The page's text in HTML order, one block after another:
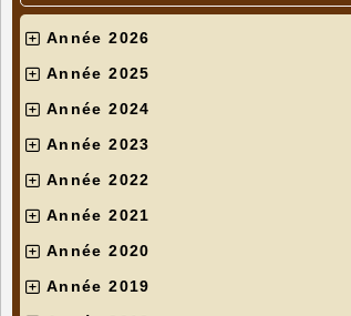
Année 2026
Année 2025
Année 2024
Année 2023
Année 2022
Année 2021
Année 2020
Année 2019